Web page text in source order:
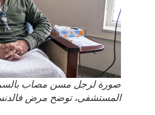
صورة لرجل مسن مصاب
المستشفى، توضح مرض